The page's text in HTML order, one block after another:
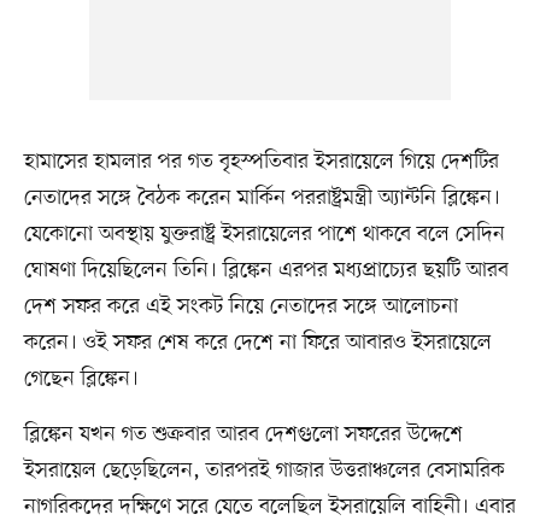
হামাসের হামলার পর গত বৃহস্পতিবার ইসরায়েলে গিয়ে দেশটির
নেতাদের সঙ্গে বৈঠক করেন মার্কিন পররাষ্ট্রমন্ত্রী অ্যান্টনি ব্লিঙ্কেন।
যেকোনো অবস্থায় যুক্তরাষ্ট্র ইসরায়েলের পাশে থাকবে বলে সেদিন
ঘোষণা দিয়েছিলেন তিনি। ব্লিঙ্কেন এরপর মধ্যপ্রাচ্যের ছয়টি আরব
দেশ সফর করে এই সংকট নিয়ে নেতাদের সঙ্গে আলোচনা
করেন। ওই সফর শেষ করে দেশে না ফিরে আবারও ইসরায়েলে
গেছেন ব্লিঙ্কেন।
ব্লিঙ্কেন যখন গত শুক্রবার আরব দেশগুলো সফরের উদ্দেশে
ইসরায়েল ছেড়েছিলেন, তারপরই গাজার উত্তরাঞ্চলের বেসামরিক
নাগরিকদের দক্ষিণে সরে যেতে বলেছিল ইসরায়েলি বাহিনী। এবার